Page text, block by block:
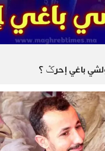
باغي إحرݣ ؟